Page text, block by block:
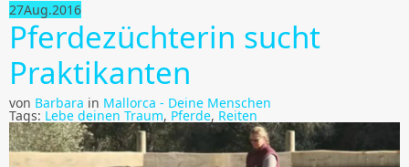
27Aug.2016
Pferdezüchterin sucht
Praktikanten
von Barbara in Mallorca - Deine Menschen
Tags: Lebe deinen Traum, Pferde, Reiten